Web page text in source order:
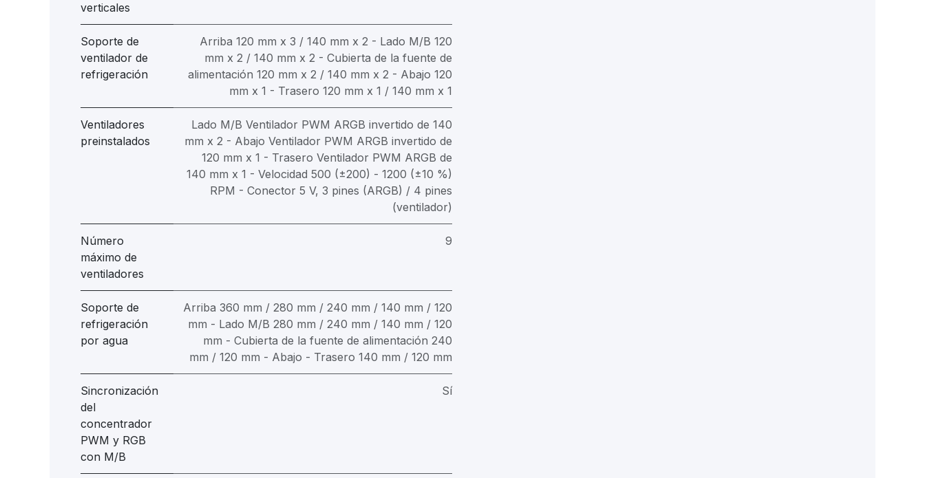
verticales
Soporte de
ventilador de
refrigeración
Arriba 120 mm x 3 / 140 mm x 2 - Lado M/B 120
mm x 2 / 140 mm x 2 - Cubierta de la fuente de
alimentación 120 mm x 2 / 140 mm x 2 - Abajo 120
mm x 1 - Trasero 120 mm x 1 / 140 mm x 1
Ventiladores
preinstalados
Lado M/B Ventilador PWM ARGB invertido de 140
mm x 2 - Abajo Ventilador PWM ARGB invertido de
120 mm x 1 - Trasero Ventilador PWM ARGB de
140 mm x 1 - Velocidad 500 (±200) - 1200 (±10 %)
RPM - Conector 5 V, 3 pines (ARGB) / 4 pines
(ventilador)
Número
máximo de
ventiladores
9
Soporte de
refrigeración
por agua
Arriba 360 mm / 280 mm / 240 mm / 140 mm / 120
mm - Lado M/B 280 mm / 240 mm / 140 mm / 120
mm - Cubierta de la fuente de alimentación 240
mm / 120 mm - Abajo - Trasero 140 mm / 120 mm
Sincronización
del
concentrador
PWM y RGB
con M/B
Sí